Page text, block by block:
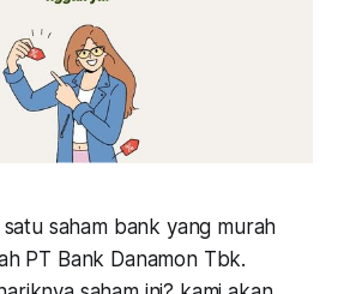
satu saham bank yang murah
PT Bank Danamon Tbk.